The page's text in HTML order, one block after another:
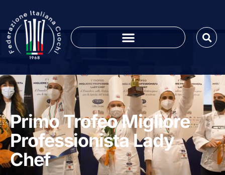
Primo Trofeo Migliore
Professionista Lady
Chef